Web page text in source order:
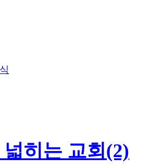
히는 교회(2)